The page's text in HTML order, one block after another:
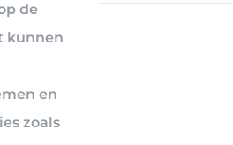
de
kunnen
en
zoals